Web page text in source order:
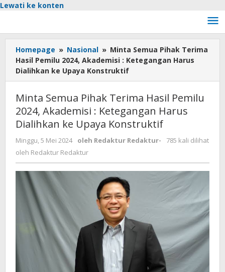
Lewati ke konten
Homepage » Nasional » Minta Semua Pihak Terima
Hasil Pemilu 2024, Akademisi : Ketegangan Harus
Dialihkan ke Upaya Konstruktif
Minta Semua Pihak Terima Hasil Pemilu
2024, Akademisi : Ketegangan Harus
Dialihkan ke Upaya Konstruktif
Minggu, 5 Mei 2024 oleh Redaktur Redaktur-
785 kali dilihat
oleh Redaktur Redaktur